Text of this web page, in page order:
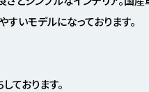
すいモデルになっております。
ております。